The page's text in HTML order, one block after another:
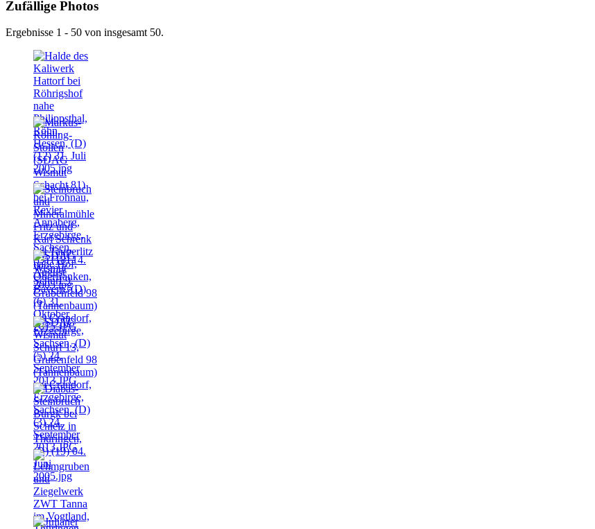
Zufällige Photos
Ergebnisse 1 - 50 von insgesamt 50.